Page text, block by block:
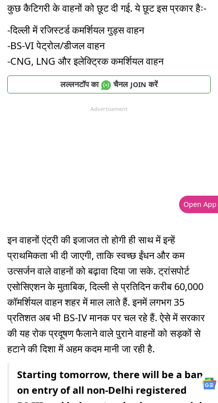
कुछ कैटिगरी के वाहनों को छूट दी गई. ये छूट इस प्रकार हैः-
-दिल्ली में रजिस्टर्ड कमर्शियल गुड्स वाहन
-BS-VI पेट्रोल/डीजल वाहन
-CNG, LNG और इलेक्ट्रिक कमर्शियल वाहन
लल्लनटॉप का चैनल JOIN करें
Advertisement
इन वाहनों एंट्री की इजाजत तो होगी ही साथ में इन्हें
प्राथमिकता भी दी जाएगी, ताकि स्वच्छ ईंधन और कम
उत्सर्जन वाले वाहनों को बढ़ावा दिया जा सके. ट्रांसपोर्ट
एसोसिएशन के मुताबिक, दिल्ली से प्रतिदिन करीब 60,000
कॉमर्शियल वाहन शहर में माल लाते हैं. इनमें लगभग 35
प्रतिशत अब भी BS-IV मानक पर चल रहे हैं. ऐसे में सरकार
की यह रोक प्रदूषण फैलाने वाले पुराने वाहनों को सड़कों से
हटाने की दिशा में अहम कदम मानी जा रही है.
Starting tomorrow, there will be a ban
on entry of all non-Delhi registered
Open App